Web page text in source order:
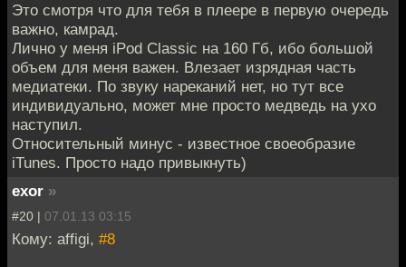
Это смотря что для тебя в плеере в первую очередь
важно, камрад.
Лично у меня iPod Classic на 160 Гб, ибо большой
объем для меня важен. Влезает изрядная часть
медиатеки. По звуку нареканий нет, но тут все
индивидуально, может мне просто медведь на ухо
наступил.
Относительный минус - известное своеобразие
iTunes. Просто надо привыкнуть)
exor »
#20 | 07.01.13 03:15
Кому: affigi, #8